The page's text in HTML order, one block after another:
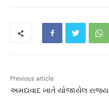
Previous article
અમદાવાદ ખાતે યોજાયેલ રાજ્ય